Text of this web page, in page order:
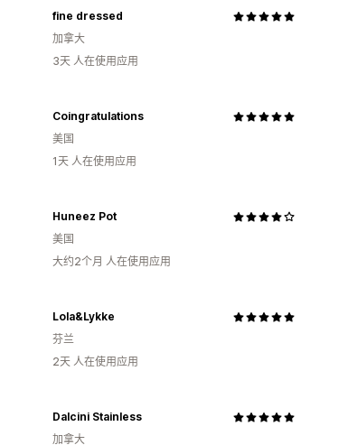
fine dressed
加拿大
3天 人在使用应用
Coingratulations
美国
1天 人在使用应用
Huneez Pot
美国
大约2个月 人在使用应用
Lola&Lykke
芬兰
2天 人在使用应用
Dalcini Stainless
加拿大